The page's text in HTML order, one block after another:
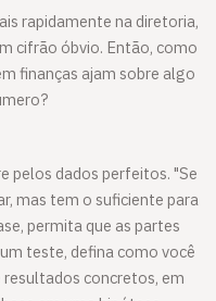
rapidamente na diretoria,
cifrão óbvio. Então, como
finanças ajam sobre algo
pelos dados perfeitos. "Se
mas tem o suficiente para
permita que as partes
teste, defina como você
concretos, em